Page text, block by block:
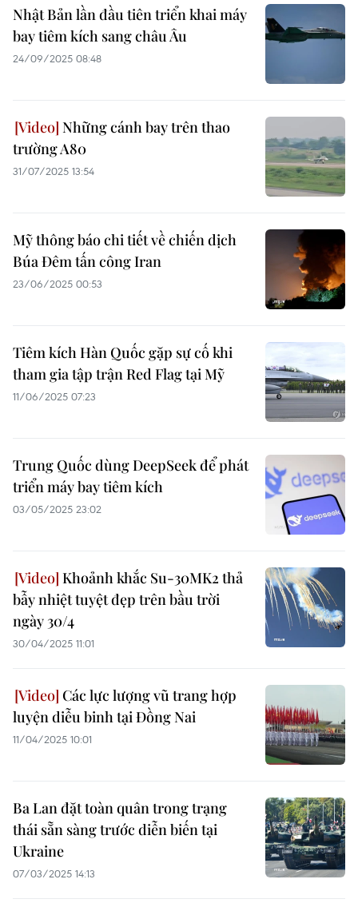
Nhật Bản lần đầu tiên triển khai máy
bay tiêm kích sang châu Âu
24/09/2025 08:48
Những cánh bay trên thao
trường A80
31/07/2025 13:54
Mỹ thông báo chi tiết về chiến dịch
Búa Đêm tấn công Iran
23/06/2025 00:53
Tiêm kích Hàn Quốc gặp sự cố khi
tham gia tập trận Red Flag tại Mỹ
11/06/2025 07:23
Trung Quốc dùng DeepSeek để phát
triển máy bay tiêm kích
03/05/2025 23:02
Khoảnh khắc Su-30MK2 thả
bẫy nhiệt tuyệt đẹp trên bầu trời
ngày 30/4
30/04/2025 11:01
Các lực lượng vũ trang hợp
luyện diễu binh tại Đồng Nai
11/04/2025 10:01
Ba Lan đặt toàn quân trong trạng
thái sẵn sàng trước diễn biến tại
Ukraine
07/03/2025 14:13